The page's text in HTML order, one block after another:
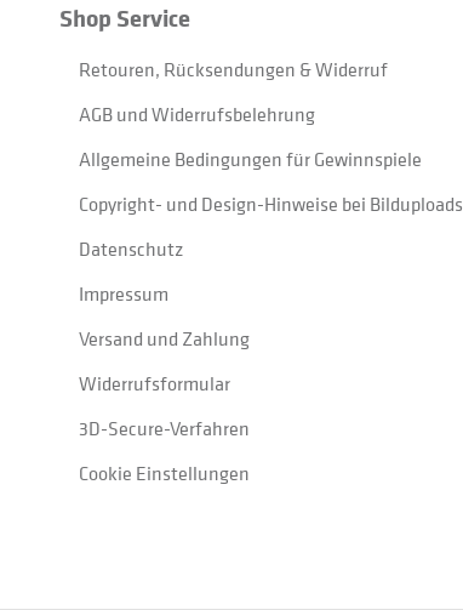
Shop Service
Retouren, Rücksendungen & Widerruf
AGB und Widerrufsbelehrung
Allgemeine Bedingungen für Gewinnspiele
Copyright- und Design-Hinweise bei Bilduploads
Datenschutz
Impressum
Versand und Zahlung
Widerrufsformular
3D-Secure-Verfahren
Cookie Einstellungen